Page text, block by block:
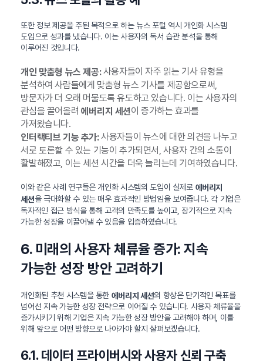
또한 정보 제공을 주된 목적으로 하는 뉴스 포털 역시 개인화 시스템
도입으로 성과를 냈습니다. 이는 사용자의 독서 습관 분석을 통해
이루어진 것입니다.
개인 맞춤형 뉴스 제공:사용자들이 자주 읽는 기사 유형을
분석하여 사람들에게 맞춤형 뉴스 기사를 제공함으로써,
방문자가 더 오래 머물도록 유도하고 있습니다. 이는 사용자의
관심을 끌어올려 에버리지 세션이 증가하는 효과를
가져왔습니다.
인터랙티브 기능 추가:사용자들이 뉴스에 대한 의견을 나누고
서로 토론할 수 있는 기능이 추가되면서, 사용자 간의 소통이
활발해졌고, 이는 세션 시간을 더욱 늘리는데 기여하였습니다.
이와 같은 사례 연구들은 개인화 시스템의 도입이 실제로 에버리지
세션을 극대화할 수 있는 매우 효과적인 방법임을 보여줍니다. 각 기업은
독자적인 접근 방식을 통해 고객의 만족도를 높이고, 장기적으로 지속
가능한 성장을 이끌어낼 수 있음을 입증하였습니다.
6. 미래의 사용자 체류율 증가: 지속
가능한 성장 방안 고려하기
개인화된 추천 시스템을 통한 에버리지 세션의 향상은 단기적인 목표를
넘어선 지속 가능한 성장 전략으로 이어질 수 있습니다. 사용자 체류율을
증가시키기 위해 기업은 지속 가능한 성장 방안을 고려해야 하며, 이를
위해 앞으로 어떤 방향으로 나아가야 할지 살펴보겠습니다.
6.1. 데이터 프라이버시와 사용자 신뢰 구축